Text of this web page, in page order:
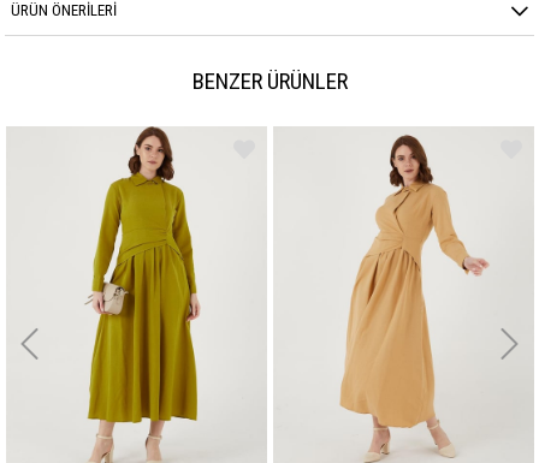
ÜRÜN ÖNERILERI
BENZER ÜRÜNLER